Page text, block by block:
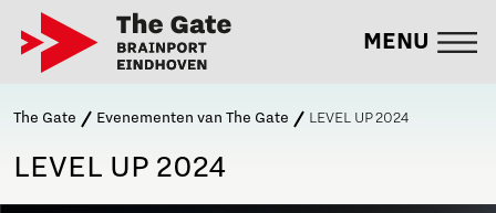
MENU
The Gate Evenementen van The Gate LEVEL UP 2024
LEVEL UP 2024